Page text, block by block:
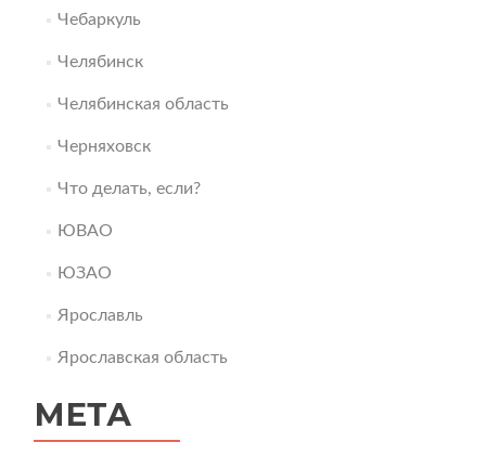
Чебаркуль
Челябинск
Челябинская область
Черняховск
Что делать, если?
ЮВАО
ЮЗАО
Ярославль
Ярославская область
МЕТА